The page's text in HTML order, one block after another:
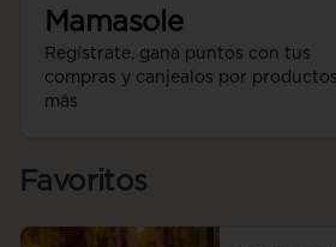
Mamasole
Regístrate, gana puntos con tus
compras y canjealos por
más
Favoritos